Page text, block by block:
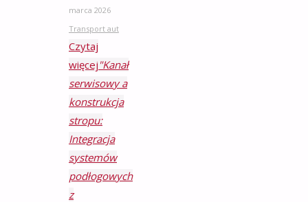
marca 2026
Transport aut
Czytaj
więcej "Kanał
serwisowy a
konstrukcja
stropu:
Integracja
systemów
podłogowych
z